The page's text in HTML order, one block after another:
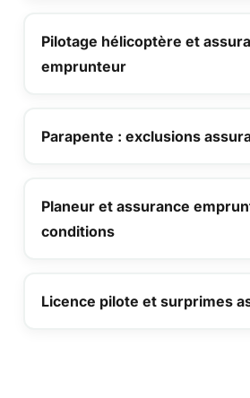
Pilotage hélicoptère et
emprunteur
Parapente : exclusions
Planeur et assurance
conditions
Licence pilote et surprimes